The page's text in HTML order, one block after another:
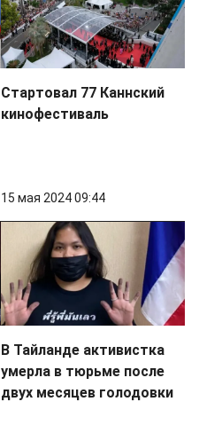
Стартовал 77 Каннский
кинофестиваль
15 мая 2024 09:44
В Тайланде активистка
умерла в тюрьме после
двух месяцев голодовки